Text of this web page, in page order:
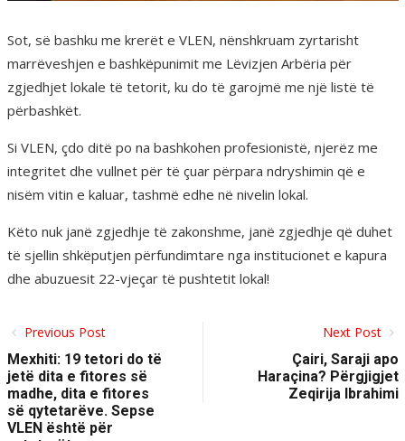
Sot, së bashku me krerët e VLEN, nënshkruam zyrtarisht
marrëveshjen e bashkëpunimit me Lëvizjen Arbëria për
zgjedhjet lokale të tetorit, ku do të garojmë me një listë të
përbashkët.
Si VLEN, çdo ditë po na bashkohen profesionistë, njerëz me
integritet dhe vullnet për të çuar përpara ndryshimin që e
nisëm vitin e kaluar, tashmë edhe në nivelin lokal.
Këto nuk janë zgjedhje të zakonshme, janë zgjedhje që duhet
të sjellin shkëputjen përfundimtare nga institucionet e kapura
dhe abuzuesit 22-vjeçar të pushtetit lokal!
Previous Post
Mexhiti: 19 tetori do të
jetë dita e fitores së
madhe, dita e fitores
së qytetarëve. Sepse
VLEN është për
Next Post
Çairi, Saraji apo
Haraçina? Përgjigjet
Zeqirija Ibrahimi